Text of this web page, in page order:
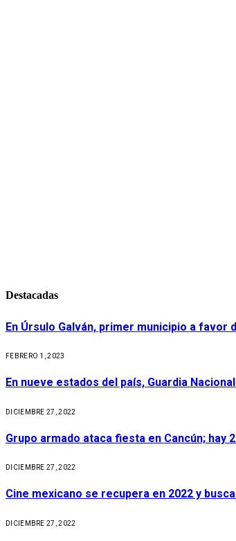
Destacadas
En Úrsulo Galván, primer municipio a favor
FEBRERO 1, 2023
En nueve estados del país, Guardia
DICIEMBRE 27, 2022
Grupo armado ataca fiesta en Cancún; hay
DICIEMBRE 27, 2022
Cine mexicano se recupera en 2022 y
DICIEMBRE 27, 2022